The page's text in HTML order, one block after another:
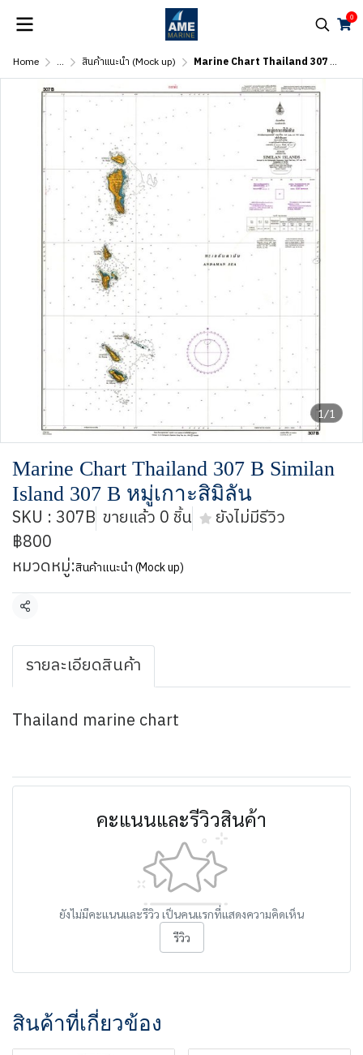
0
Home ... สินค้าแนะนำ (Mock up) Marine Chart Thailand 307 B Similan Island 307 B หมู่เกาะสิมิลัน
1/1
Marine Chart Thailand 307 B Similan
Island 307 B หมู่เกาะสิมิลัน
SKU : 307B ขายแล้ว 0 ชิ้น
ยังไม่มีรีวิว
฿800
หมวดหมู่:สินค้าแนะนำ (Mock up)
แชร์
รายละเอียดสินค้า
Thailand marine chart
คะแนนและรีวิวสินค้า
ยังไม่มีคะแนนและรีวิว เป็นคนแรกที่แสดงความคิดเห็น
รีวิว
สินค้าที่เกี่ยวข้อง